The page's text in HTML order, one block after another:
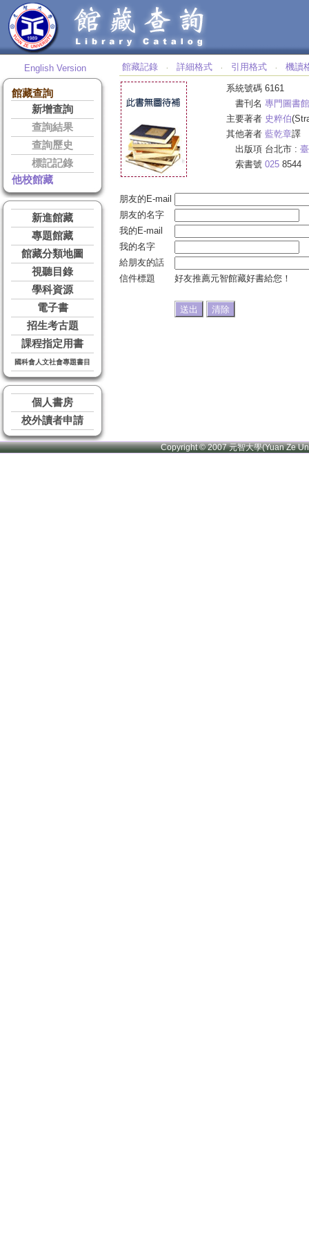
English Version
館藏查詢
新增查詢
查詢結果
查詢歷史
標記記錄
他校館藏
新進館藏
專題館藏
館藏分類地圖
視聽目錄
學科資源
電子書
招生考古題
課程指定用書
國科會人文社會專題書目
個人書房
校外讀者申請
館藏記錄 ‧ 詳細格式 ‧ 引用格式 ‧ 機讀
系統號碼 6161
書刊名 專門圖書
主要著者 史粹伯
其他著者 藍乾章譯
出版項 台北市 :
索書號 025 8544
朋友的E-mail
朋友的名字
我的E-mail
我的名字
給朋友的話
信件標題
好友推薦元智館藏好書給您！
Copyright © 2007 元智大學(Yuan Ze